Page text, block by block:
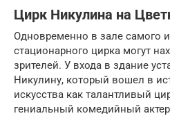
Цирк Никулина на
Одновременно в зале самого
стационарного цирка могут
зрителей. У входа в здание
Никулину, который вошел в
искусства как талантливый
гениальный комедийный